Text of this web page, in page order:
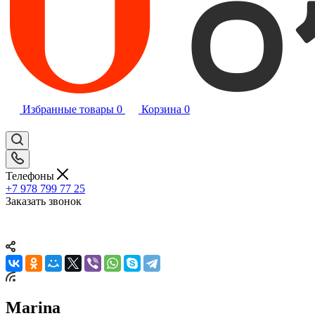
Избранные товары 0 Корзина 0
Телефоны
+7 978 799 77 25
Заказать звонок
Marina